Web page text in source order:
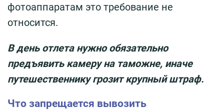
фотоаппаратам это требование не
относится.
В день отлета нужно обязательно
предъявить камеру на таможне, иначе
путешественнику грозит крупный штраф.
Что запрещается вывозить